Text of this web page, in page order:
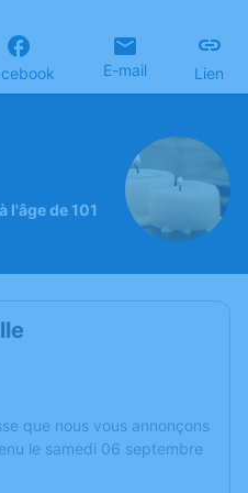
E-mail Lien
l'âge de 101
que nous vous annonçons
le samedi 06 septembre